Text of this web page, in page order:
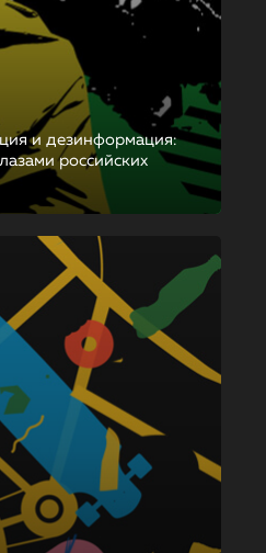
и дезинформация:
российских